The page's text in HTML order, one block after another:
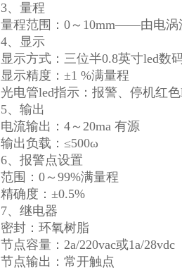
3、量程
量程范围：0～10mm——由电涡
4、显示
显示方式：三位半0.8英寸led数
显示精度：±1 %满量程
光电管led指示：报警、停机红
5、输出
电流输出：4～20ma 有源
输出负载：≤500ω
6、报警点设置
范围：0～99%满量程
精确度：±0.5%
7、继电器
密封：环氧树脂
节点容量：2a/220vac或1a/28vdc
节点输出：常开触点